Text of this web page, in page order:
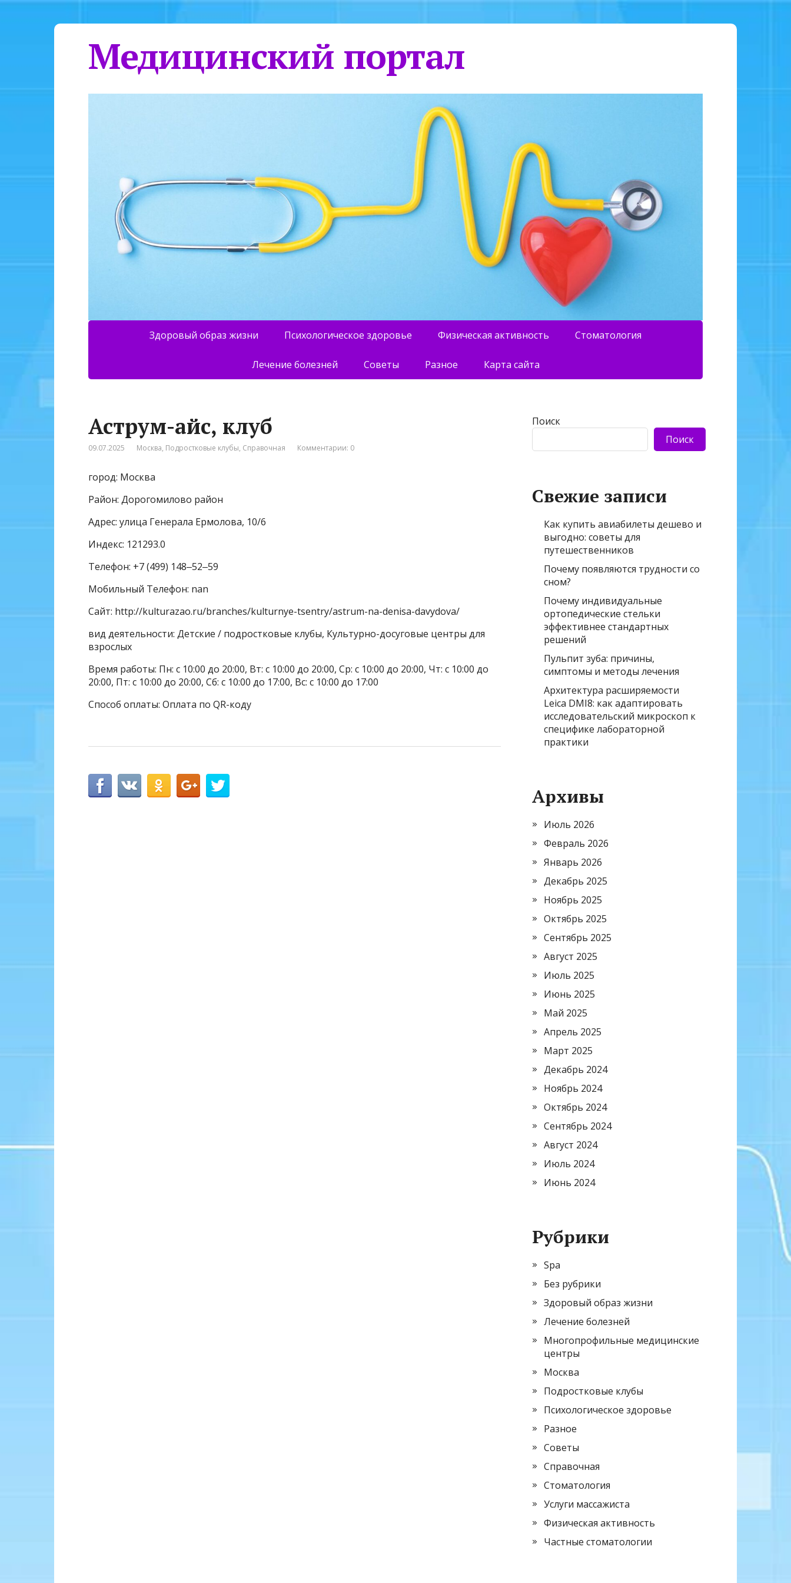
Медицинский портал
Здоровый образ жизни Психологическое здоровье Физическая активность Стоматология
Лечение болезней Советы Разное Карта сайта
Аструм-айс, клуб
09.07.2025 Москва, Подростковые клубы, Справочная Комментарии: 0
город: Москва
Район: Дорогомилово район
Адрес: улица Генерала Ермолова, 10/6
Индекс: 121293.0
Телефон: +7 (499) 148‒52‒59
Мобильный Телефон: nan
Сайт: http://kulturazao.ru/branches/kulturnye-tsentry/astrum-na-denisa-davydova/
вид деятельности: Детские / подростковые клубы, Культурно-досуговые центры для
взрослых
Время работы: Пн: с 10:00 до 20:00, Вт: с 10:00 до 20:00, Ср: с 10:00 до 20:00, Чт: с 10:00 до
20:00, Пт: с 10:00 до 20:00, Сб: с 10:00 до 17:00, Вс: с 10:00 до 17:00
Способ оплаты: Оплата по QR-коду
Поиск
Поиск
Свежие записи
Как купить авиабилеты дешево и
выгодно: советы для
путешественников
Почему появляются трудности со
сном?
Почему индивидуальные
ортопедические стельки
эффективнее стандартных
решений
Пульпит зуба: причины,
симптомы и методы лечения
Архитектура расширяемости
Leica DMI8: как адаптировать
исследовательский микроскоп к
специфике лабораторной
практики
Архивы
Июль 2026
Февраль 2026
Январь 2026
Декабрь 2025
Ноябрь 2025
Октябрь 2025
Сентябрь 2025
Август 2025
Июль 2025
Июнь 2025
Май 2025
Апрель 2025
Март 2025
Декабрь 2024
Ноябрь 2024
Октябрь 2024
Сентябрь 2024
Август 2024
Июль 2024
Июнь 2024
Рубрики
Spa
Без рубрики
Здоровый образ жизни
Лечение болезней
Многопрофильные медицинские
центры
Москва
Подростковые клубы
Психологическое здоровье
Разное
Советы
Справочная
Стоматология
Услуги массажиста
Физическая активность
Частные стоматологии